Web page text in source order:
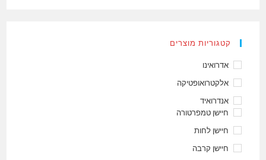
קטגוריות מוצרים
אדרואינו
אלקטרואופטיקה
אנדרואיד
חיישן טמפרטורה
חיישן לחות
חיישן קרבה